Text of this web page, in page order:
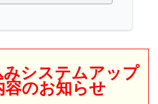
みシステムアップ
容のお知らせ